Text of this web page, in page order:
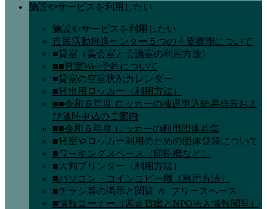
施設やサービスを利用したい
施設やサービスを利用したい
市民活動推進センター５つの主要機能について
■貸室（集会室と会議室の利用方法）
■■貸室Web予約について
■貸室の空室状況カレンダー
■貸出用ロッカー（利用方法）
■■令和６年度 ロッカーの抽選申込結果発表およ
び随時申込のご案内
■■令和６年度 ロッカーの利用団体募集
■貸室やロッカー利用のための団体登録について
■ワーキングスペース（印刷機など）
■大判プリンター（利用方法）
■パソコン・コインコピー機（利用方法）
■チラシ等の掲示と閲覧_&_フリースペース
■情報コーナー（図書貸出とNPO法人情報閲覧）